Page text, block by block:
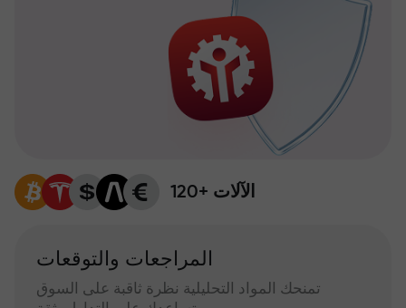
120+ الآلات
المراجعات والتوقعات
تمنحك المواد التحليلية نظرة ثاقبة على السوق